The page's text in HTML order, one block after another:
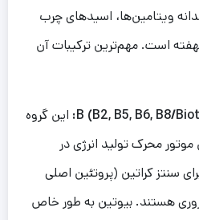
ویتامین‌ها، اسیدهای چرب
است. مهم‌ترین ترکیبات آن
این گروه
موتور محرک تولید انرژی در
سنتز کراتین (پروتئین اصلی
هستند. بیوتین به طور خاص